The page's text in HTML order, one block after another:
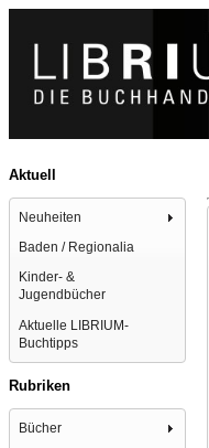
Aktuell
Neuheiten
Baden / Regionalia
Kinder- &
Jugendbücher
Aktuelle LIBRIUM-
Buchtipps
Rubriken
Bücher